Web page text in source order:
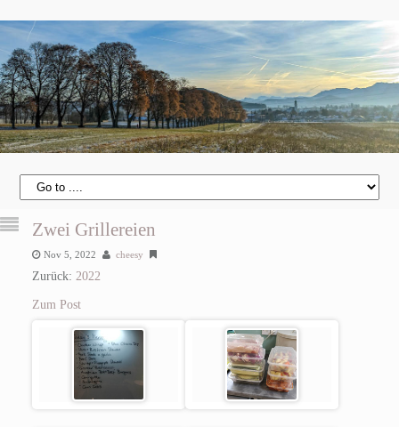
Zwei Grillereien
Nov 5, 2022 cheesy
Zurück: 2022
Zum Post